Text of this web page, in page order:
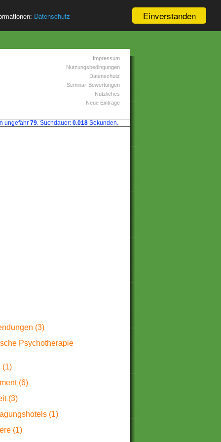
Einverstanden
Datenschutz
Impressum
Nutzungsbedingungen
Datenschutz
Seminar-Bewertungen
Nützliches
Neue Einträge
ungefähr 79. Suchdauer: 0.018 Sekunden.
(3)
Psychotherapie
(1)
(6)
(3)
(1)
(1)